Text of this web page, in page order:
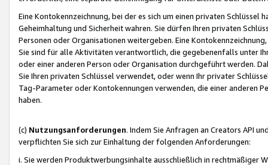
Eine Kontokennzeichnung, bei der es sich um einen privaten
Geheimhaltung und Sicherheit wahren. Sie dürfen Ihren privaten
Personen oder Organisationen weitergeben. Eine
Sie sind für alle Aktivitäten verantwortlich, die gegebenenfalls unter
oder einer anderen Person oder Organisation durchgeführt werden.
Sie Ihren privaten Schlüssel verwendet, oder wenn Ihr privater
Tag-Parameter oder Kontokennungen verwenden, die einer anderen
haben.
(c) Nutzungsanforderungen. Indem Sie Anfragen an Creators API
verpflichten Sie sich zur Einhaltung der folgenden Anforderungen:
i. Sie werden Produktwerbungsinhalte ausschließlich in rechtmäßiger